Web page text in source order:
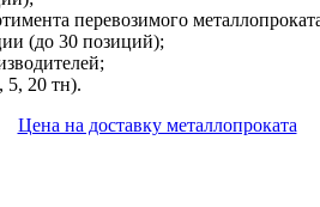
перевозимого
(до 30 позиций);
5, 20 тн).
Цена на доставку металлопроката